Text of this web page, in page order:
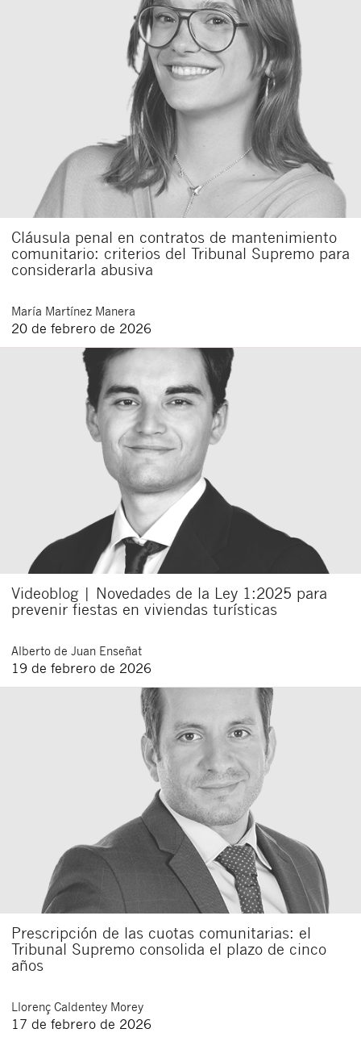
Cláusula penal en contratos de mantenimiento
comunitario: criterios del Tribunal Supremo para
considerarla abusiva
María Martínez Manera
20 de febrero de 2026
Videoblog | Novedades de la Ley 1:2025 para
prevenir fiestas en viviendas turísticas
Alberto de Juan Enseñat
19 de febrero de 2026
Prescripción de las cuotas comunitarias: el
Tribunal Supremo consolida el plazo de cinco
años
Llorenç Caldentey Morey
17 de febrero de 2026